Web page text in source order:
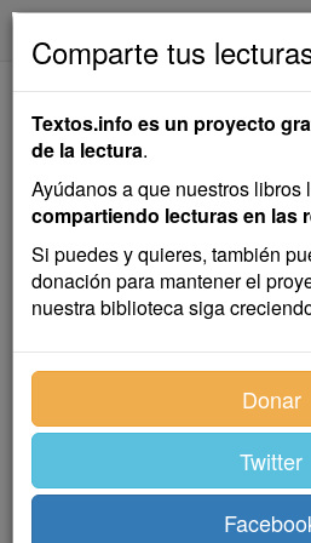
El Alma de
Abraham
Cuento
El Inca, en la terraza, vio caer
tarde, oyendo la misma
camino la víspera. Había
Los haravicus interrogaron con
naupachikas se internaron en
supo si aquella música
hombre o de un ave. Ahora lo
aunque imprecisa, y aguzaba
Comparte tus
Textos.info es un proyecto
de la lectura.
Ayúdanos a que nuestros libros
compartiendo lecturas en las
Si puedes y quieres, también
donación para mantener el
nuestra biblioteca siga
Donar
Twitter